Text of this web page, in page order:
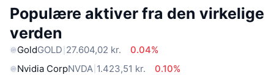
Populære aktiver fra den virkelige
verden
GoldGOLD 27.604,02 kr.
0.04%
Nvidia CorpNVDA 1.423,51 kr.
0.10%